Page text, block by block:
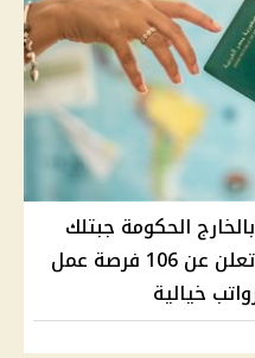
الحكومة جبتلك
الفرصة على طبق من ذهب وتعلن عن 106 فرصة عمل
خيالية